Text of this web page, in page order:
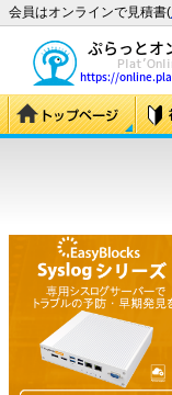
会員はオンラインで見積書(